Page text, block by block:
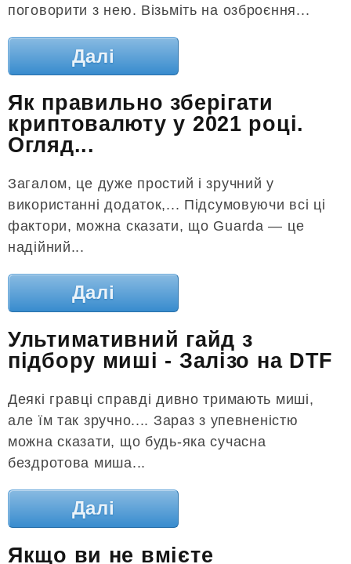
поговорити з нею. Візьміть на озброєння...
Далі
Як правильно зберігати
криптовалюту у 2021 році.
Огляд...
Загалом, це дуже простий і зручний у
використанні додаток,... Підсумовуючи всі ці
фактори, можна сказати, що Guarda — це
надійний...
Далі
Ультимативний гайд з
підбору миші - Залізо на DTF
Деякі гравці справді дивно тримають миші,
але їм так зручно.... Зараз з упевненістю
можна сказати, що будь-яка сучасна
бездротова миша...
Далі
Якщо ви не вмієте